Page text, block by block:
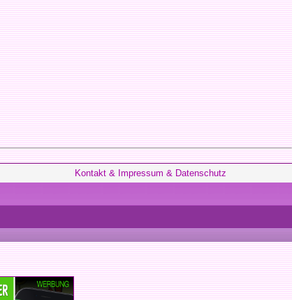
Kontakt & Impressum & Datenschutz